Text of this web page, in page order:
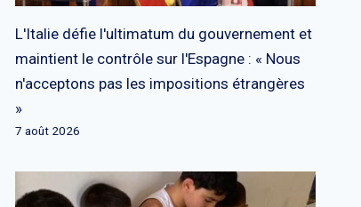
L'Italie défie l'ultimatum du gouvernement et
maintient le contrôle sur l'Espagne : « Nous
n'acceptons pas les impositions étrangères
»
7 août 2026